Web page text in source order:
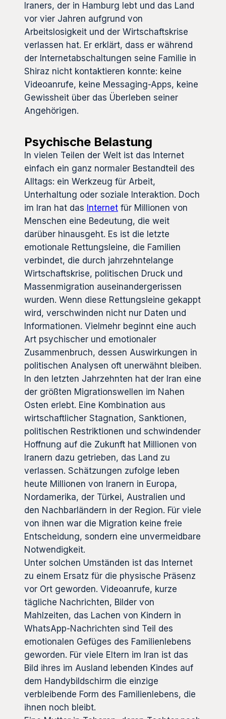
Iraners, der in Hamburg lebt und das Land
vor vier Jahren aufgrund von
Arbeitslosigkeit und der Wirtschaftskrise
verlassen hat. Er erklärt, dass er während
der Internetabschaltungen seine Familie in
Shiraz nicht kontaktieren konnte: keine
Videoanrufe, keine Messaging-Apps, keine
Gewissheit über das Überleben seiner
Angehörigen.
Psychische Belastung
In vielen Teilen der Welt ist das Internet
einfach ein ganz normaler Bestandteil des
Alltags: ein Werkzeug für Arbeit,
Unterhaltung oder soziale Interaktion. Doch
im Iran hat das Internet für Millionen von
Menschen eine Bedeutung, die weit
darüber hinausgeht. Es ist die letzte
emotionale Rettungsleine, die Familien
verbindet, die durch jahrzehntelange
Wirtschaftskrise, politischen Druck und
Massenmigration auseinandergerissen
wurden. Wenn diese Rettungsleine gekappt
wird, verschwinden nicht nur Daten und
Informationen. Vielmehr beginnt eine auch
Art psychischer und emotionaler
Zusammenbruch, dessen Auswirkungen in
politischen Analysen oft unerwähnt bleiben.
In den letzten Jahrzehnten hat der Iran eine
der größten Migrationswellen im Nahen
Osten erlebt. Eine Kombination aus
wirtschaftlicher Stagnation, Sanktionen,
politischen Restriktionen und schwindender
Hoffnung auf die Zukunft hat Millionen von
Iranern dazu getrieben, das Land zu
verlassen. Schätzungen zufolge leben
heute Millionen von Iranern in Europa,
Nordamerika, der Türkei, Australien und
den Nachbarländern in der Region. Für viele
von ihnen war die Migration keine freie
Entscheidung, sondern eine unvermeidbare
Notwendigkeit.
Unter solchen Umständen ist das Internet
zu einem Ersatz für die physische Präsenz
vor Ort geworden. Videoanrufe, kurze
tägliche Nachrichten, Bilder von
Mahlzeiten, das Lachen von Kindern in
WhatsApp-Nachrichten sind Teil des
emotionalen Gefüges des Familienlebens
geworden. Für viele Eltern im Iran ist das
Bild ihres im Ausland lebenden Kindes auf
dem Handybildschirm die einzige
verbleibende Form des Familienlebens, die
ihnen noch bleibt.